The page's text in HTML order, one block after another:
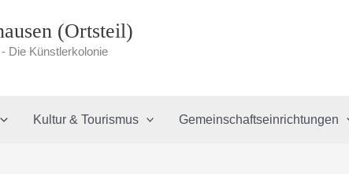
(Ortsteil)
Die Künstlerkolonie
Kultur & Tourismus Gemeinschaftseinrichtungen